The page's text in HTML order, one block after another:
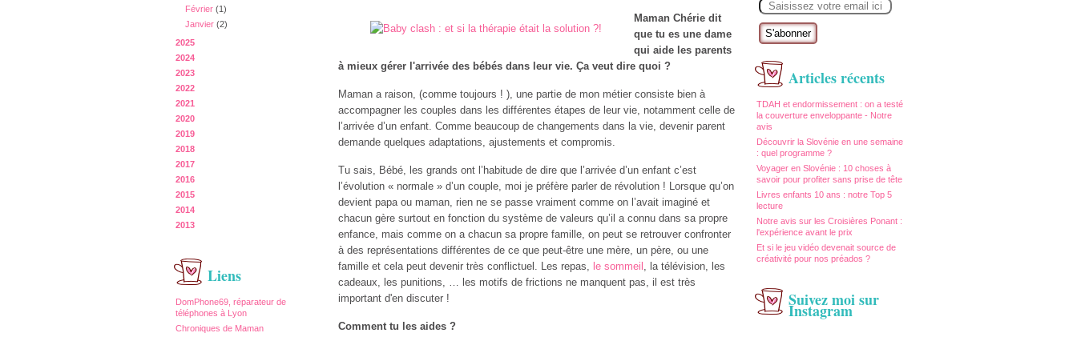
Février (1)
Janvier (2)
2025
2024
2023
2022
2021
2020
2019
2018
2017
2016
2015
2014
2013
Liens
DomPhone69, réparateur de
téléphones à Lyon
Chroniques de Maman
m
Articles récents
TDAH et endormissement : on a testé
la couverture enveloppante - Notre
avis
Découvrir la Slovénie en une semaine
: quel programme ?
Voyager en Slovénie : 10 choses à
savoir pour profiter sans prise de tête
Livres enfants 10 ans : notre Top 5
lecture
Notre avis sur les Croisières Ponant :
l'expérience avant le prix
Et si le jeu vidéo devenait source de
créativité pour nos préados ?
Suivez moi sur
Instagram
Maman Chérie dit
que tu es une dame
qui aide les parents
à mieux gérer l'arrivée des bébés dans leur vie. Ça veut dire quoi ?
Maman a raison, (comme toujours ! ), une partie de mon métier consiste bien à
accompagner les couples dans les différentes étapes de leur vie, notamment celle de
l’arrivée d’un enfant. Comme beaucoup de changements dans la vie, devenir parent
demande quelques adaptations, ajustements et compromis.
Tu sais, Bébé, les grands ont l’habitude de dire que l’arrivée d’un enfant c’est
l’évolution « normale » d’un couple, moi je préfère parler de révolution ! Lorsque qu’on
devient papa ou maman, rien ne se passe vraiment comme on l’avait imaginé et
chacun gère surtout en fonction du système de valeurs qu’il a connu dans sa propre
enfance, mais comme on a chacun sa propre famille, on peut se retrouver confronter
à des représentations différentes de ce que peut-être une mère, un père, ou une
famille et cela peut devenir très conflictuel. Les repas, le sommeil , la télévision, les
cadeaux, les punitions, … les motifs de frictions ne manquent pas, il est très
important d'en discuter !
Comment tu les aides ?